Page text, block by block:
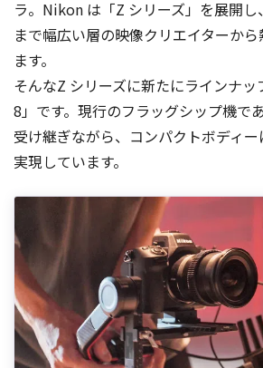
ラ。Nikon は「Z シリーズ」を展開し
まで幅広い層の映像クリエイターか
ます。
そんなZ シリーズに新たにラインナッ
8」です。現行のフラッグシップ機で
受け継ぎながら、コンパクトボディ
実現しています。